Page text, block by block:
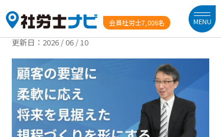
会員社労士7,006名 MENU
更新日： 2026 / 06 / 10